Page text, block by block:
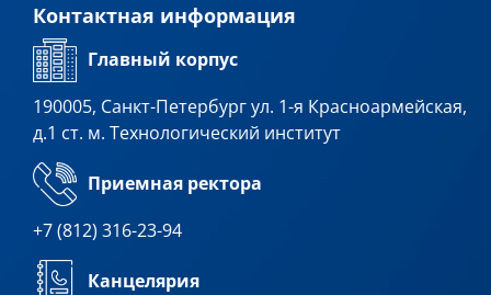
Контактная информация
Главный корпус
190005, Санкт-Петербург ул. 1-я Красноармейская,
д.1 ст. м. Технологический институт
Приемная ректора
+7 (812) 316-23-94
Канцелярия